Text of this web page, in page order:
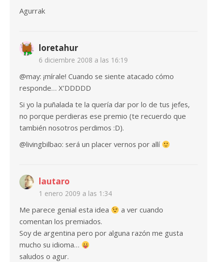
Agurrak
loretahur
6 diciembre 2008 a las 16:19
@may: ¡mírale! Cuando se siente atacado cómo
responde… X’DDDDD
Si yo la puñalada te la quería dar por lo de tus jefes,
no porque perdieras ese premio (te recuerdo que
también nosotros perdimos :D).
@livingbilbao: será un placer vernos por allí
lautaro
1 enero 2009 a las 1:34
Me parece genial esta idea
a ver cuando
comentan los premiados.
Soy de argentina pero por alguna razón me gusta
mucho su idioma…
saludos o agur.